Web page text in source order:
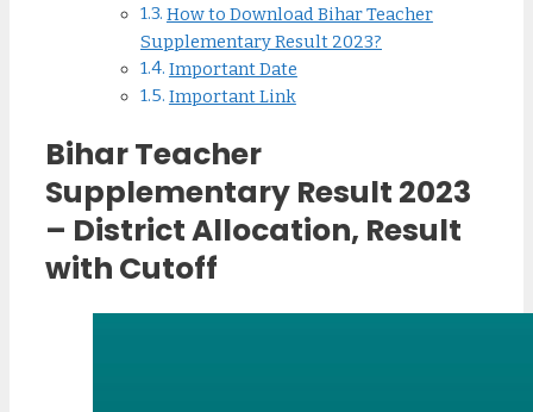
How to Download Bihar Teacher
Supplementary Result 2023?
Important Date
Important Link
Bihar Teacher
Supplementary Result 2023
– District Allocation, Result
with Cutoff